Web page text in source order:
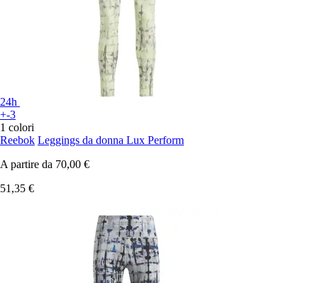
24h
+-3
1 colori
Reebok Leggings da donna Lux Perform
A partire da 70,00 €
51,35 €